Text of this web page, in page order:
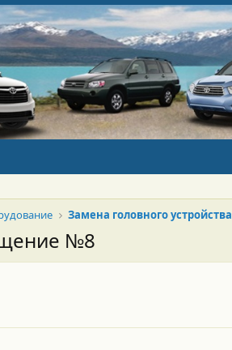
Замена головного устройства
№8